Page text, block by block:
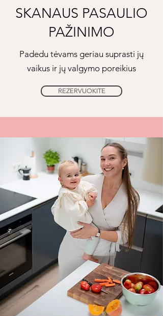
SKANAUS PASAULIO
PAŽINIMO
Padedu tėvams geriau suprasti jų
vaikus ir jų valgymo poreikius
REZERVUOKITE